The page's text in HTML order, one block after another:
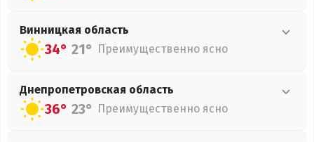
Винницкая область
34° 21° Преимущественно ясно
Днепропетровская область
36° 23° Преимущественно ясно